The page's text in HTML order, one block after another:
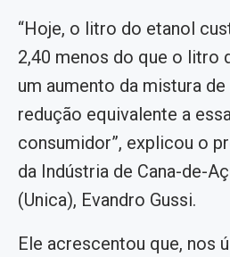
“Hoje, o litro do etanol
2,40 menos do que o litro
um aumento da mistura
redução equivalente a
consumidor”, explicou o
da Indústria de Cana-de-
(Unica), Evandro Gussi.
Ele acrescentou que, nos